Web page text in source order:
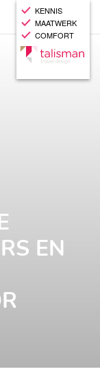
KENNIS
MAATWERK
COMFORT
EN